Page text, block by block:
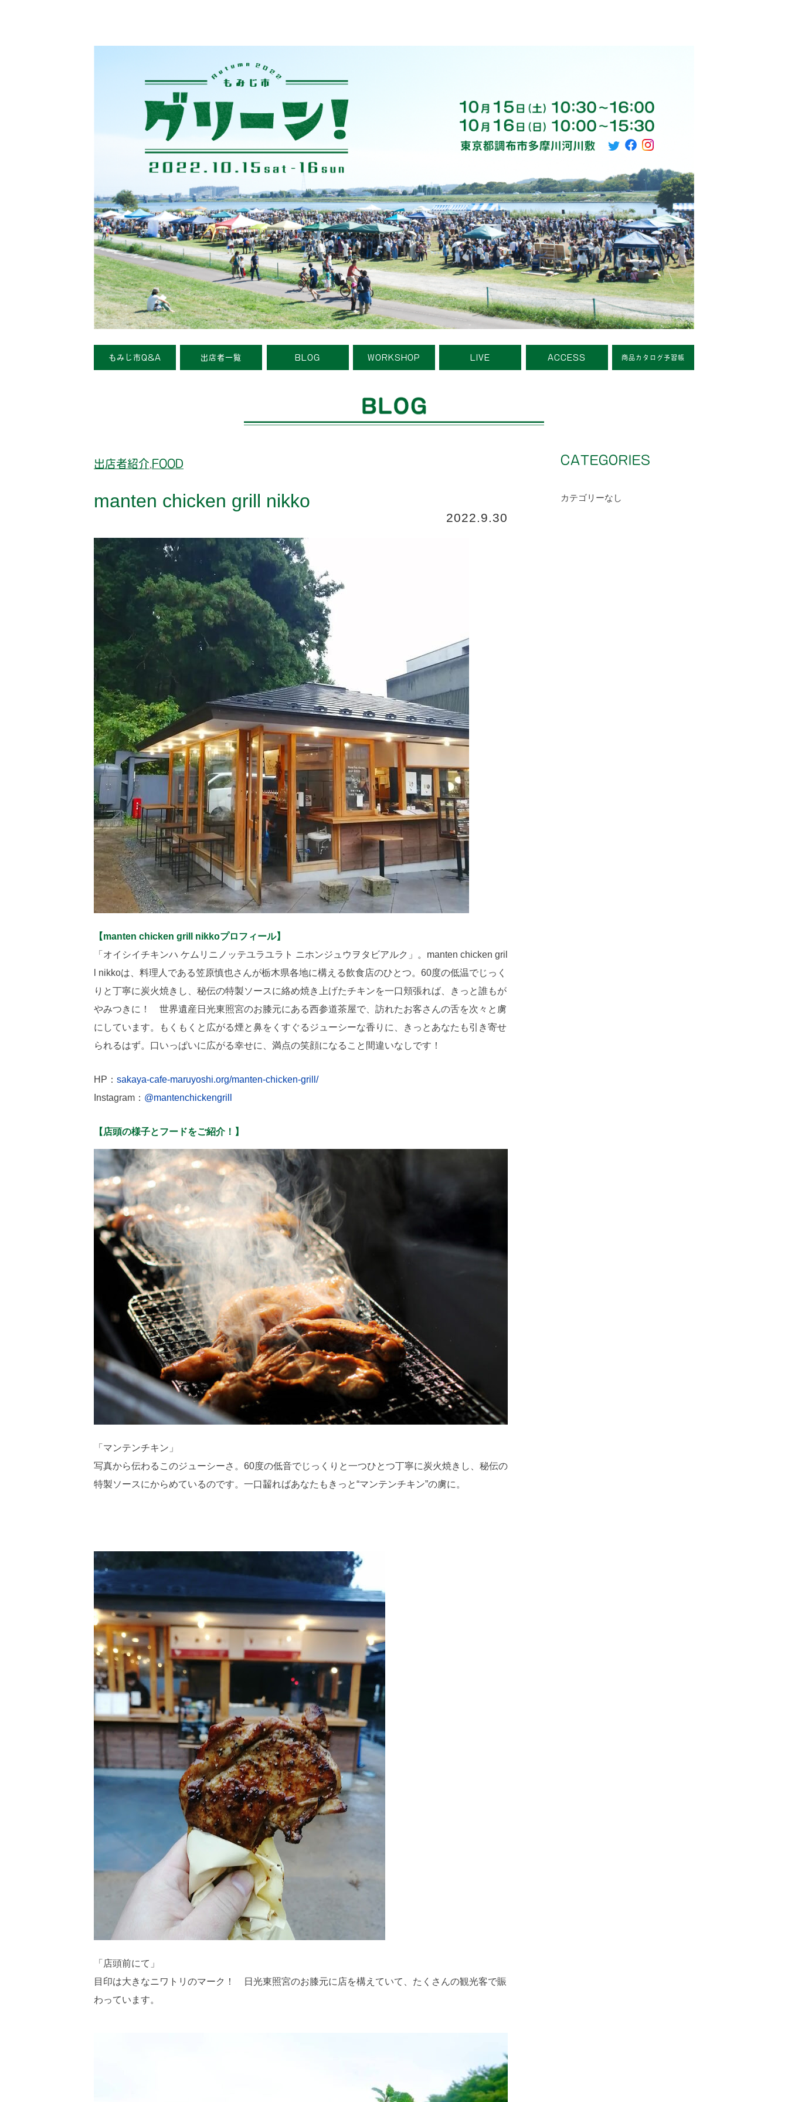
もみじ市Q&A 出店者一覧 BLOG WORKSHOP LIVE ACCESS 商品カタログ予習帳
出店者紹介,FOOD
manten chicken grill nikko
2022.9.30
【manten chicken grill nikkoプロフィール】
「オイシイチキンハ ケムリニノッテユラユラト ニホンジュウヲタビアルク」。manten chicken gril
l nikkoは、料理人である笠原慎也さんが栃木県各地に構える飲食店のひとつ。60度の低温でじっく
りと丁寧に炭火焼きし、秘伝の特製ソースに絡め焼き上げたチキンを一口頬張れば、きっと誰もが
やみつきに！ 世界遺産日光東照宮のお膝元にある西参道茶屋で、訪れたお客さんの舌を次々と虜
にしています。もくもくと広がる煙と鼻をくすぐるジューシーな香りに、きっとあなたも引き寄せ
られるはず。口いっぱいに広がる幸せに、満点の笑顔になること間違いなしです！
HP： sakaya-cafe-maruyoshi.org/manten-chicken-grill/
Instagram： @mantenchickengrill
【店頭の様子とフードをご紹介！】
「マンテンチキン」
写真から伝わるこのジューシーさ。60度の低音でじっくりと一つひとつ丁寧に炭火焼きし、秘伝の
特製ソースにからめているのです。一口齧ればあなたもきっと“マンテンチキン”の虜に。
「店頭前にて」
目印は大きなニワトリのマーク！ 日光東照宮のお膝元に店を構えていて、たくさんの観光客で賑
わっています。
CATEGORIES
カテゴリーなし